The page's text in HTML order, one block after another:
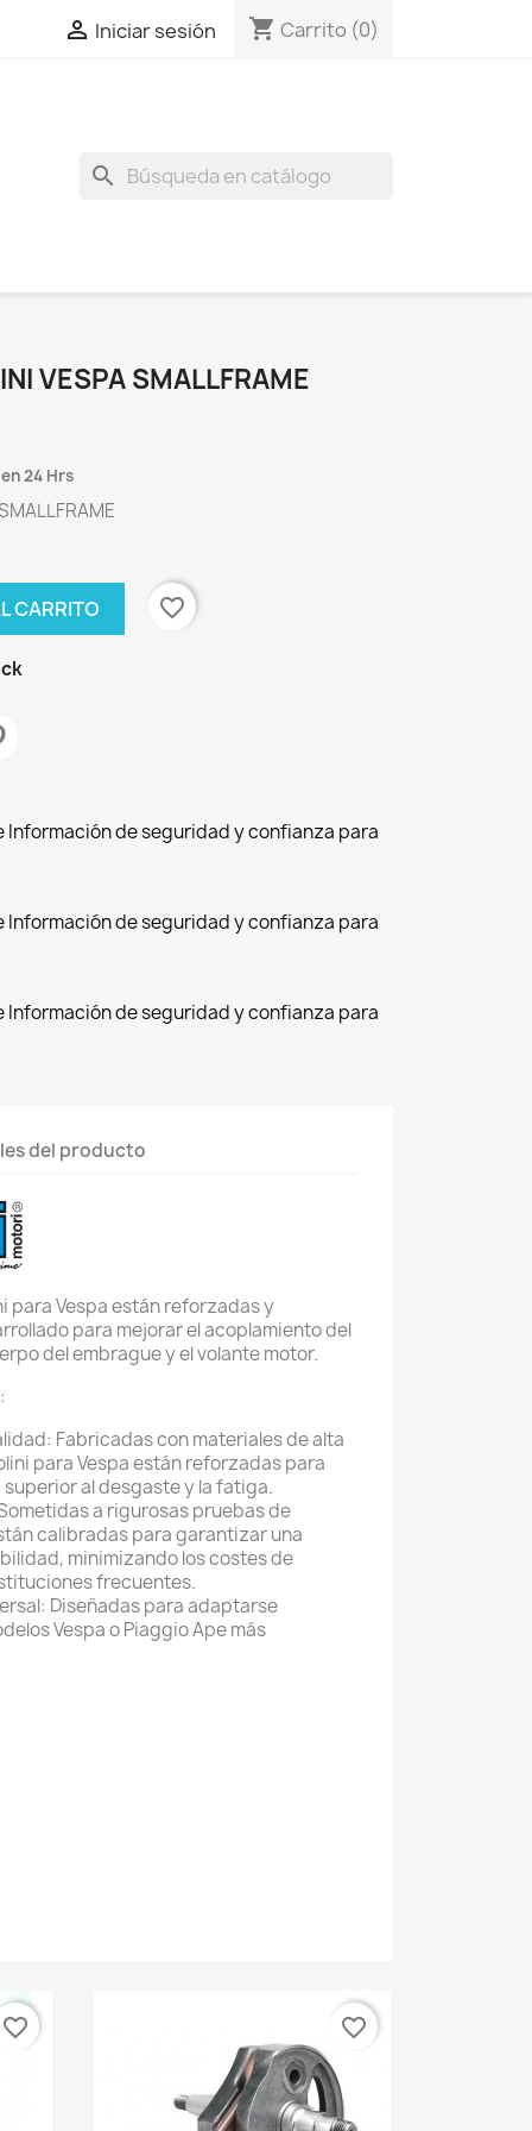
 Iniciar sesión shopping_cart Carrito (0)
search
VESPA SMALLFRAME
24 Hrs
CARRITO favorite_border
Información de seguridad y confianza para
Información de seguridad y confianza para
Información de seguridad y confianza para
del producto
para Vespa están reforzadas y
para mejorar el acoplamiento del
del embrague y el volante motor.
Fabricadas con materiales de alta
para Vespa están reforzadas para
al desgaste y la fatiga.
a rigurosas pruebas de
calibradas para garantizar una
minimizando los costes de
frecuentes.
Diseñadas para adaptarse
Vespa o Piaggio Ape más
favorite_border favorite_border